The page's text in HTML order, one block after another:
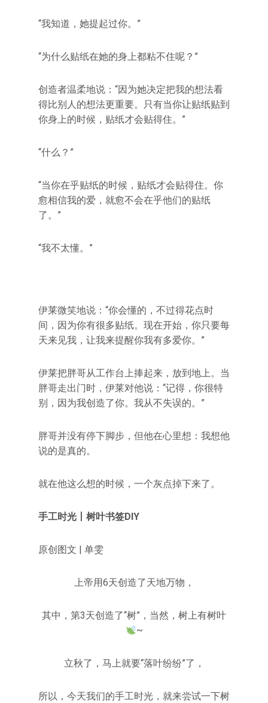
“我知道，她提起过你。”
“为什么贴纸在她的身上都粘不住呢？”
创造者温柔地说：“因为她决定把我的想法看
得比别人的想法更重要。只有当你让贴纸贴到
你身上的时候，贴纸才会贴得住。”
“什么？”
“当你在乎贴纸的时候，贴纸才会贴得住。你
愈相信我的爱，就愈不会在乎他们的贴纸
了。”
“我不太懂。”
伊莱微笑地说：“你会懂的，不过得花点时
间，因为你有很多贴纸。现在开始，你只要每
天来见我，让我来提醒你我有多爱你。”
伊莱把胖哥从工作台上捧起来，放到地上。当
胖哥走出门时，伊莱对他说：“记得，你很特
别，因为我创造了你。我从不失误的。”
胖哥并没有停下脚步，但他在心里想：我想他
说的是真的。
就在他这么想的时候，一个灰点掉下来了。
手工时光丨树叶书签DIY
原创图文 | 单雯
上帝用6天创造了天地万物，
其中，第3天创造了“树”，当然，树上有树叶
~
立秋了，马上就要“落叶纷纷”了，
所以，今天我们的手工时光，就来尝试一下树